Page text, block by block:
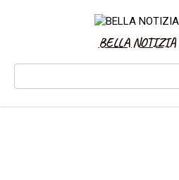
BELLA NOTIZIA
Search: